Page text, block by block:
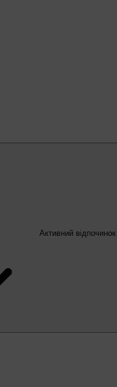
Активний відпочинок